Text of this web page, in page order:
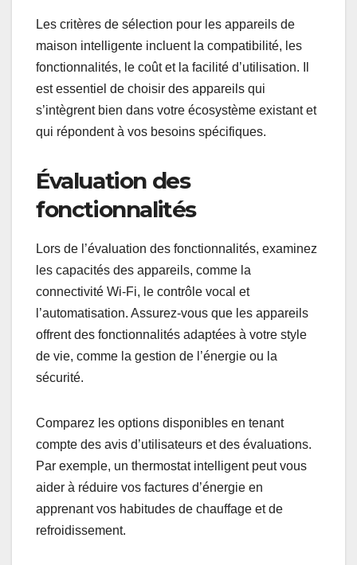
Les critères de sélection pour les appareils de
maison intelligente incluent la compatibilité, les
fonctionnalités, le coût et la facilité d’utilisation. Il
est essentiel de choisir des appareils qui
s’intègrent bien dans votre écosystème existant et
qui répondent à vos besoins spécifiques.
Évaluation des
fonctionnalités
Lors de l’évaluation des fonctionnalités, examinez
les capacités des appareils, comme la
connectivité Wi-Fi, le contrôle vocal et
l’automatisation. Assurez-vous que les appareils
offrent des fonctionnalités adaptées à votre style
de vie, comme la gestion de l’énergie ou la
sécurité.
Comparez les options disponibles en tenant
compte des avis d’utilisateurs et des évaluations.
Par exemple, un thermostat intelligent peut vous
aider à réduire vos factures d’énergie en
apprenant vos habitudes de chauffage et de
refroidissement.